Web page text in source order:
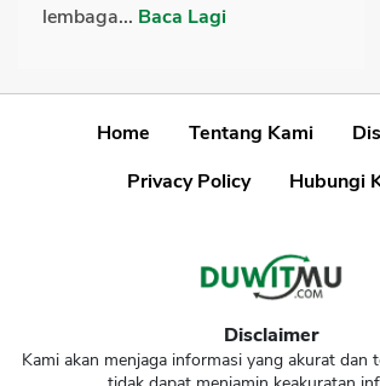
lembaga... Baca Lagi
Home Tentang Kami
Privacy Policy
Hubungi
Disclaimer
Kami akan menjaga informasi yang akurat dan